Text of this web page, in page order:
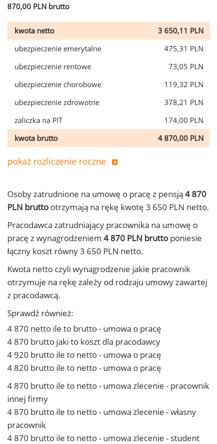
870,00 PLN brutto
kwota netto
3 650,11 PLN
ubezpieczenie emerytalne
475,31 PLN
ubezpieczenie rentowe
73,05 PLN
ubezpieczenie chorobowe
119,32 PLN
ubezpieczenie zdrowotne
378,21 PLN
zaliczka na PIT
174,00 PLN
kwota brutto
4 870,00 PLN
pokaż rozliczenie roczne
Osoby zatrudnione na umowę o pracę z pensją 4 870
PLN brutto otrzymają na rękę kwotę 3 650 PLN netto.
Pracodawca zatrudniający pracownika na umowę o
pracę z wynagrodzeniem 4 870 PLN brutto poniesie
łączny koszt równy 3 650 PLN netto.
Kwota netto czyli wynagrodzenie jakie pracownik
otrzymuje na rękę zależy od rodzaju umowy zawartej
z pracodawcą.
Sprawdź również:
4 870 netto ile to brutto - umowa o pracę
4 870 brutto jaki to koszt dla pracodawcy
4 920 brutto ile to netto - umowa o pracę
4 820 brutto ile to netto - umowa o pracę
4 870 brutto ile to netto - umowa zlecenie - pracownik
innej firmy
4 870 brutto ile to netto - umowa zlecenie - własny
pracownik
4 870 brutto ile to netto - umowa zlecenie - student